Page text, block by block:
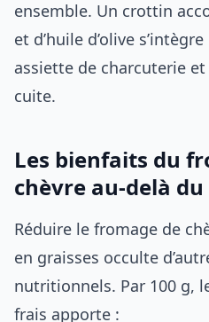
ensemble. Un crottin
et d’huile d’olive
assiette de charcuterie
cuite.
Les bienfaits du
chèvre au-delà
Réduire le fromage de
en graisses occulte
nutritionnels. Par 100 g,
frais apporte :